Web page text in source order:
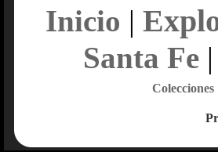
Inicio |
Santa Fe|
Colecciones|